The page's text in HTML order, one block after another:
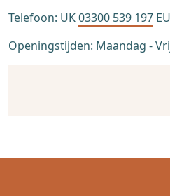
Telefoon: UK03300 539 197 EU
Openingstijden: Maandag -